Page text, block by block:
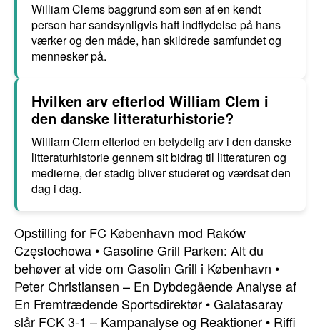
William Clems baggrund som søn af en kendt
person har sandsynligvis haft indflydelse på hans
værker og den måde, han skildrede samfundet og
mennesker på.
Hvilken arv efterlod William Clem i
den danske litteraturhistorie?
William Clem efterlod en betydelig arv i den danske
litteraturhistorie gennem sit bidrag til litteraturen og
medierne, der stadig bliver studeret og værdsat den
dag i dag.
Opstilling for FC København mod Raków
Częstochowa •Gasoline Grill Parken: Alt du
behøver at vide om Gasolin Grill i København •
Peter Christiansen – En Dybdegående Analyse af
En Fremtrædende Sportsdirektør •Galatasaray
slår FCK 3-1 – Kampanalyse og Reaktioner • Riffi